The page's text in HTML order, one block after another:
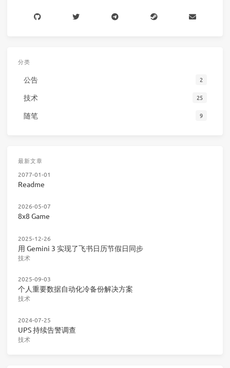
分类
公告 2
技术 25
随笔 9
最新文章
2077-01-01
Readme
2026-05-07
8x8 Game
2025-12-26
用 Gemini 3 实现了飞书日历节假日同步
技术
2025-09-03
个人重要数据自动化冷备份解决方案
技术
2024-07-25
UPS 持续告警调查
技术